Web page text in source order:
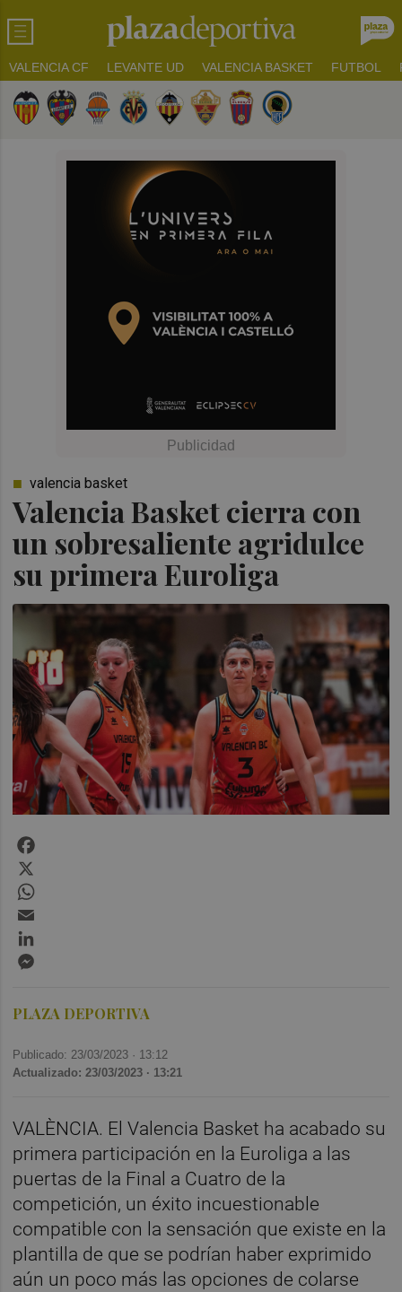
VALENCIA CF LEVANTE UD VALENCIA BASKET FUTBOL
Valencia Basket cierra con
un sobresaliente agridulce
su primera Euroliga
valencia basket
PLAZA DEPORTIVA
Publicado: 23/03/2023 · 13:12
Actualizado: 23/03/2023 · 13:21
VALÈNCIA. El Valencia Basket ha acabado su
primera participación en la Euroliga a las
puertas de la Final a Cuatro de la
competición, un éxito incuestionable
compatible con la sensación que existe en la
plantilla de que se podrían haber exprimido
aún un poco más las opciones de colarse